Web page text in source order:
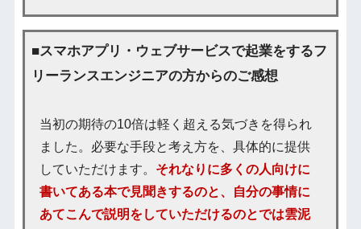
■スマホアプリ・ウェブサービスで起業をするフ
リーランスエンジニアの方からのご感想
当初の期待の10倍は軽く超える気づきを得られ
ました。必要な手段と考え方を、具体的に提供
していただけます。 それなりに多くの人向けに
書いてある本で見聞きするのと、自分の事情に
あてこんで説明をしていただけるのとでは雲泥